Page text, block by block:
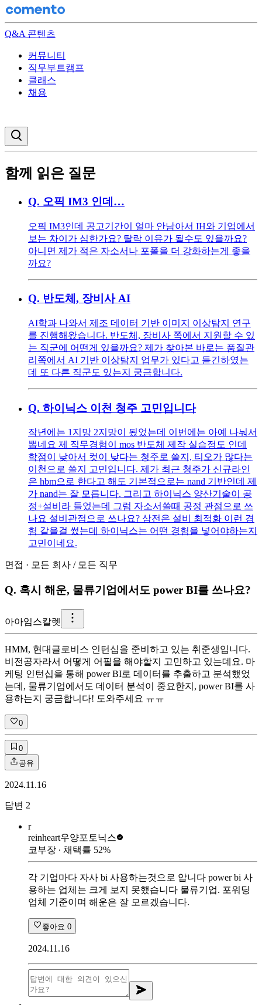
Q&A 콘텐츠
커뮤니티
직무부트캠프
클래스
채용
함께 읽은 질문
Q. 오픽 IM3 인데…
오픽 IM3인데 공고기간이 얼마 안남아서 IH와 기업에서
보는 차이가 심한가요? 탈락 이유가 될수도 있을까요?
아니면 제가 적은 자소서나 포폴을 더 강화하는게 좋을
까요?
Q. 반도체, 장비사 AI
AI학과 나와서 제조 데이터 기반 이미지 이상탐지 연구
를 진행해왔습니다. 반도체, 장비사 쪽에서 지원할 수 있
는 직군에 어떤게 있을까요? 제가 찾아본 바로는 품질관
리쪽에서 AI 기반 이상탐지 업무가 있다고 듣긴하였는
데 또 다른 직군도 있는지 궁금합니다.
Q. 하이닉스 이천 청주 고민입니다
작년에는 1지망 2지망이 됬었는데 이번에는 아예 나눠서
뽑네요 제 직무경험이 mos 반도체 제작 실습정도 인데
학점이 낮아서 컷이 낮다는 청주로 쓸지, 티오가 많다는
이천으로 쓸지 고민입니다. 제가 최근 청주가 신규라인
은 hbm으로 한다고 해도 기본적으로는 nand 기반인데 제
가 nand는 잘 모릅니다. 그리고 하이닉스 양산기술이 공
정+설비라 들었는데 그럼 자소서쓸때 공정 관점으로 쓰
나요 설비관점으로 쓰나요? 삼전은 설비 최적화 이런 경
험 같을걸 썼는데 하이닉스는 어떤 경험을 넣어야하는지
고민이네요.
면접 · 모든 회사 / 모든 직무
Q. 혹시 해운, 물류기업에서도 power BI를 쓰나요?
아아임스칼렛
HMM, 현대글로비스 인턴십을 준비하고 있는 취준생입니다.
비전공자라서 어떻게 어필을 해야할지 고민하고 있는데요. 마
케팅 인턴십을 통해 power BI로 데이터를 추출하고 분석했었
는데, 물류기업에서도 데이터 분석이 중요한지, power BI를 사
용하는지 궁금합니다! 도와주세요 ㅠㅠ
0
0
공유
2024.11.16
답변 2
r
reinheart우양포토닉스
코부장 ∙ 채택률 52%
각 기업마다 자사 bi 사용하는것으로 압니다 power bi 사
용하는 업체는 크게 보지 못했습니다 물류기업. 포워딩
업체 기준이며 해운은 잘 모르겠습니다.
좋아요 0
2024.11.16